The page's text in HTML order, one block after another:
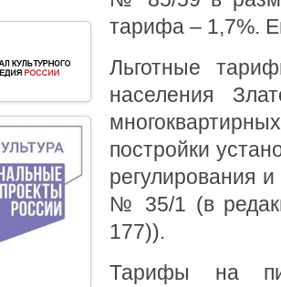
тарифа – 1,7%.
Льготные
населения
постройки
регулирования
№ 35/1 (в
177)).
Тарифы на